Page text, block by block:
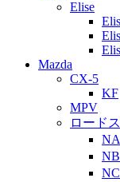
Elise
Mazda
CX-5
KF
MPV
ロード